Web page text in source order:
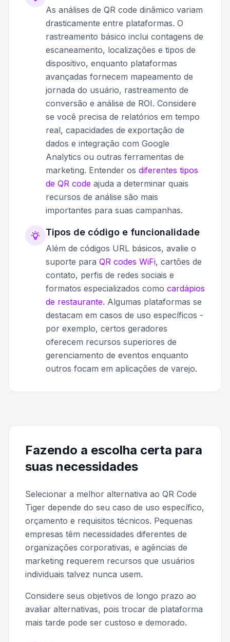
As análises de QR code dinâmico variam
drasticamente entre plataformas. O
rastreamento básico inclui contagens de
escaneamento, localizações e tipos de
dispositivo, enquanto plataformas
avançadas fornecem mapeamento de
jornada do usuário, rastreamento de
conversão e análise de ROI. Considere
se você precisa de relatórios em tempo
real, capacidades de exportação de
dados e integração com Google
Analytics ou outras ferramentas de
marketing. Entender os diferentes tipos
de QR code ajuda a determinar quais
recursos de análise são mais
importantes para suas campanhas.
Tipos de código e funcionalidade
Além de códigos URL básicos, avalie o
suporte para QR codes WiFi, cartões de
contato, perfis de redes sociais e
formatos especializados como cardápios
de restaurante. Algumas plataformas se
destacam em casos de uso específicos -
por exemplo, certos geradores
oferecem recursos superiores de
gerenciamento de eventos enquanto
outros focam em aplicações de varejo.
Fazendo a escolha certa para
suas necessidades
Selecionar a melhor alternativa ao QR Code
Tiger depende do seu caso de uso específico,
orçamento e requisitos técnicos. Pequenas
empresas têm necessidades diferentes de
organizações corporativas, e agências de
marketing requerem recursos que usuários
individuais talvez nunca usem.
Considere seus objetivos de longo prazo ao
avaliar alternativas, pois trocar de plataforma
mais tarde pode ser custoso e demorado.